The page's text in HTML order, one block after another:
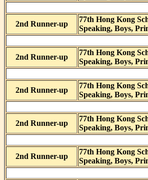
2nd Runner-up
77th Hong Kong
Speaking, Boys,
2nd Runner-up
77th Hong Kong
Speaking, Boys,
2nd Runner-up
77th Hong Kong
Speaking, Boys,
2nd Runner-up
77th Hong Kong
Speaking, Boys,
2nd Runner-up
77th Hong Kong
Speaking, Boys,